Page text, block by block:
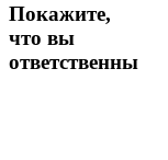
Покажите,
что вы
ответственны